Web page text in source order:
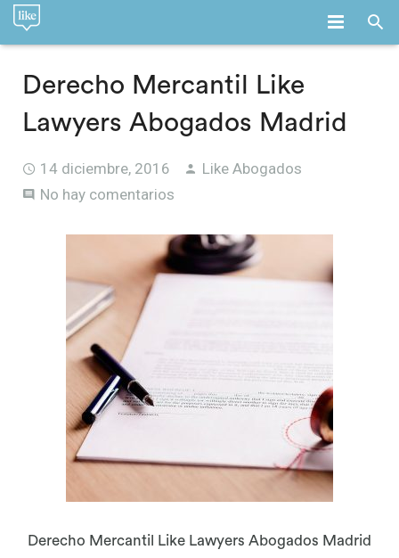
EQUIPO
CONTACTO
Derecho Mercantil Like
Lawyers Abogados Madrid
14 diciembre, 2016
Like Abogados
No hay comentarios
Derecho Mercantil Like Lawyers Abogados Madrid